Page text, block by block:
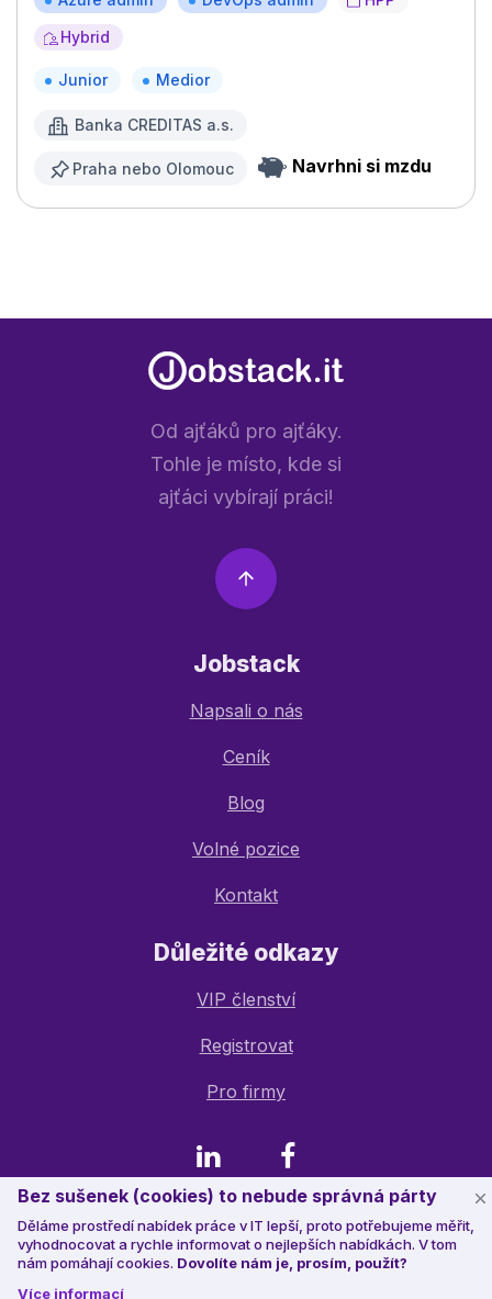
Bez sušenek (cookies) to nebude správná párty
Děláme prostředí nabídek práce v IT lepší, proto potřebujeme měřit,
vyhodnocovat a rychle informovat o nejlepších nabídkách. V tom
nám pomáhají cookies. Dovolíte nám je, prosím, použít?
Více informací
Hybrid
Junior Medior
Banka CREDITAS a.s.
Praha nebo Olomouc Navrhni si mzdu
Od ajťáků pro ajťáky.
Tohle je místo, kde si
ajťáci vybírají práci!
Jobstack
Napsali o nás
Ceník
Blog
Volné pozice
Kontakt
Důležité odkazy
VIP členství
Registrovat
Pro firmy
LinkedIn Facebook
© 2023 Jobstack.it, všechna práva vyhrazena